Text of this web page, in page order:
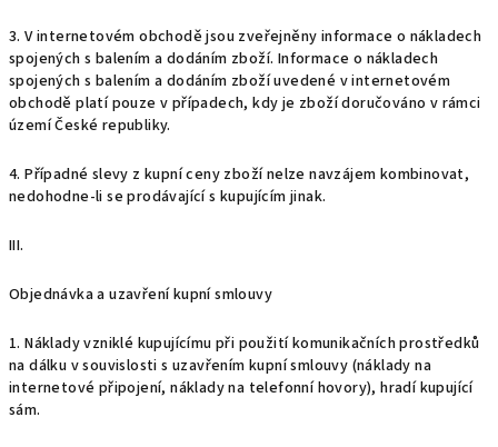
3. V internetovém obchodě jsou zveřejněny informace o nákladech
spojených s balením a dodáním zboží. Informace o nákladech
spojených s balením a dodáním zboží uvedené v internetovém
obchodě platí pouze v případech, kdy je zboží doručováno v rámci
území České republiky.
4. Případné slevy z kupní ceny zboží nelze navzájem kombinovat,
nedohodne-li se prodávající s kupujícím jinak.
III.
Objednávka a uzavření kupní smlouvy
1. Náklady vzniklé kupujícímu při použití komunikačních prostředků
na dálku v souvislosti s uzavřením kupní smlouvy (náklady na
internetové připojení, náklady na telefonní hovory), hradí kupující
sám.